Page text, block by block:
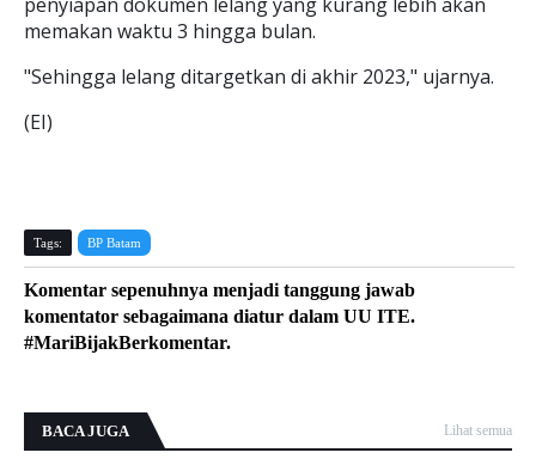
memakan waktu 3 hingga bulan.
"Sehingga lelang ditargetkan di akhir 2023," ujarnya.
(EI)
Tags: BP Batam
Komentar sepenuhnya menjadi tanggung jawab
komentator sebagaimana diatur dalam UU ITE.
#MariBijakBerkomentar.
BACA JUGA Lihat semua